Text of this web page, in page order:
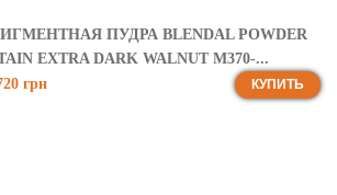
ПУДРА BLENDAL POWDER
EXTRA DARK WALNUT M370-...
грн
КУПИТЬ